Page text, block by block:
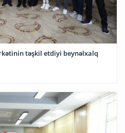
təşkil etdiyi beynəlxalq